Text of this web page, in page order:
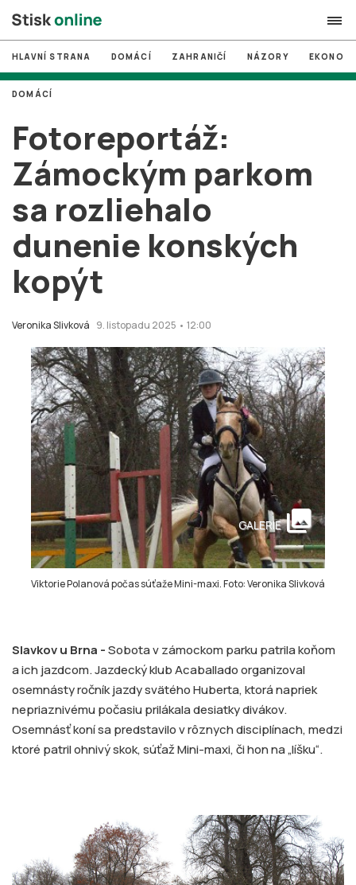
search
# MUNI
# Brno
# volby
login PŘIHLÁSIT SE
Zapomněli jste heslo?
HLAVNÍ STRANA DOMÁCÍ ZAHRANIČÍ NÁZORY
Fotoreportáž:
Zámockým parkom
sa rozliehalo
dunenie konských
kopýt
Veronika Slivková 9. listopadu 2025 • 12:00
DOMÁCÍ
Viktorie Polanová počas súťaže Mini-maxi. Foto: Veronika Slivková
GALERIE collections
Slavkov u Brna -Sobota v zámockom parku patrila koňom
a ich jazdcom. Jazdecký klub Acaballado organizoval
osemnásty ročník jazdy svätého Huberta, ktorá napriek
nepriaznivému počasiu prilákala desiatky divákov.
Osemnásť koní sa predstavilo v rôznych disciplínach, medzi
ktoré patril ohnivý skok, súťaž Mini-maxi, či hon na „líšku“.